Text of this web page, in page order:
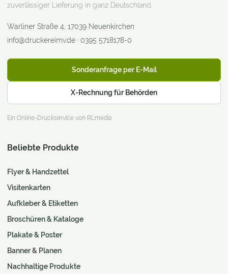
zuverlässiger Lieferung in ganz Deutschland.
Warliner Straße 4 17039 Neuenkirchen
info@druckereimv.de · 0395 5718178-0
Sonderanfrage per E-Mail
X-Rechnung für Behörden
Ein Online-Druckservice von RLmedia
Beliebte Produkte
Flyer & Handzettel
Visitenkarten
Aufkleber & Etiketten
Broschüren & Kataloge
Plakate & Poster
Banner & Planen
Nachhaltige Produkte